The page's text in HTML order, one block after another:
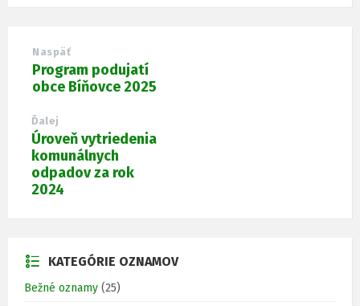
Naspäť
Program podujatí
obce Bíňovce 2025
Ďalej
Úroveň vytriedenia
komunálnych
odpadov za rok
2024
KATEGÓRIE OZNAMOV
Bežné oznamy (25)